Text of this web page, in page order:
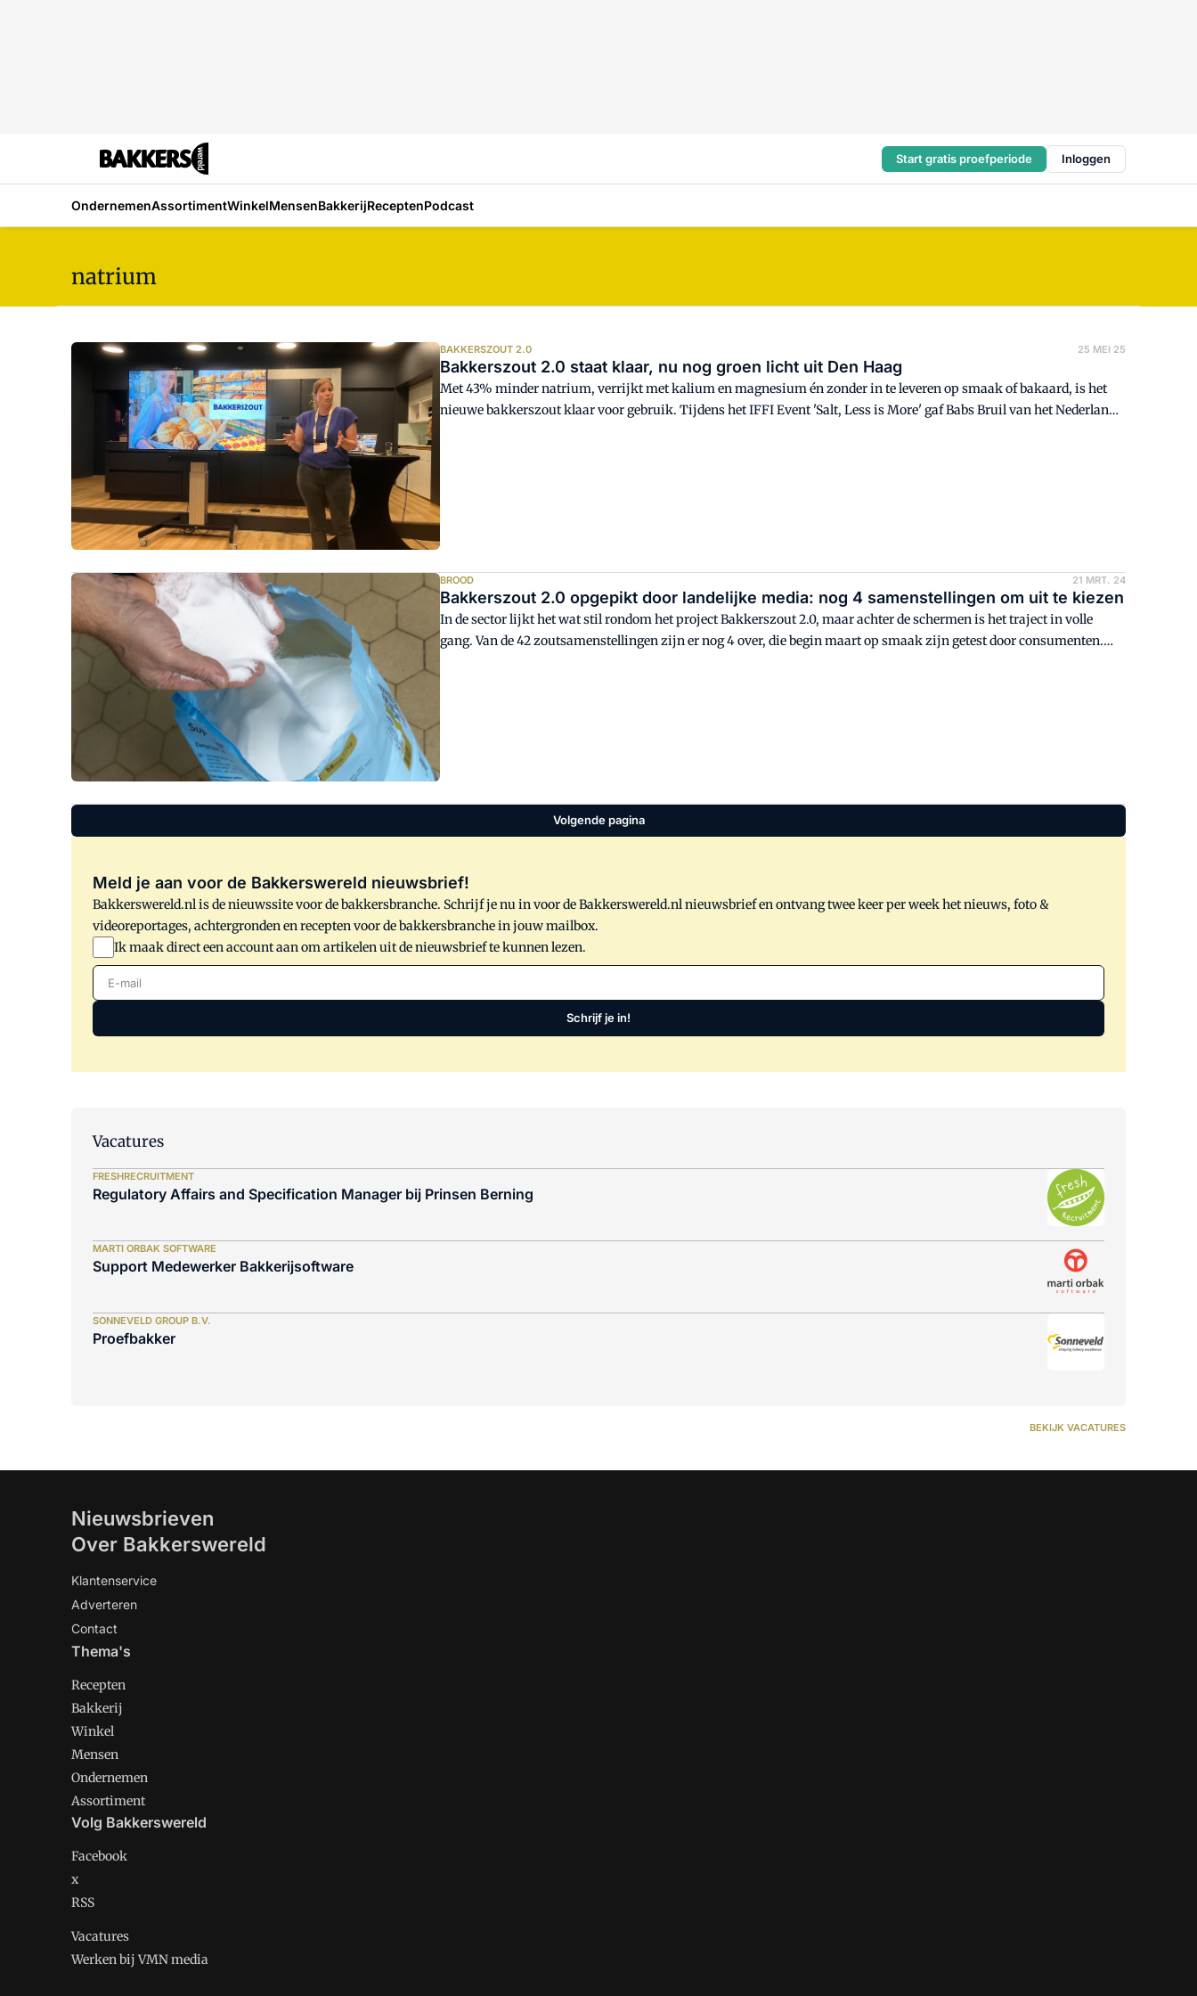
Start gratis proefperiode Inloggen
OndernemenAssortimentWinkelMensenBakkerijReceptenPodcast
natrium
BAKKERSZOUT 2.0 25 MEI 25
Bakkerszout 2.0 staat klaar, nu nog groen licht uit Den Haag
Met 43% minder natrium, verrijkt met kalium en magnesium én zonder in te leveren op smaak of bakaard, is het
nieuwe bakkerszout klaar voor gebruik. Tijdens het IFFI Event 'Salt, Less is More' gaf Babs Bruil van het Nederlands
BROOD 21 MRT. 24
Bakkerszout 2.0 opgepikt door landelijke media: nog 4 samenstellingen om uit te kiezen
In de sector lijkt het wat stil rondom het project Bakkerszout 2.0, maar achter de schermen is het traject in volle
gang. Van de 42 zoutsamenstellingen zijn er nog 4 over, die begin maart op smaak zijn getest door consumenten.
Volgende pagina
Meld je aan voor de Bakkerswereld nieuwsbrief!
Bakkerswereld.nl is de nieuwssite voor de bakkersbranche. Schrijf je nu in voor de Bakkerswereld.nl nieuwsbrief en ontvang twee keer per week het nieuws, foto &
videoreportages, achtergronden en recepten voor de bakkersbranche in jouw mailbox.
Ik maak direct een account aan om artikelen uit de nieuwsbrief te kunnen lezen.
E-mail
Schrijf je in!
Vacatures
FRESHRECRUITMENT
Regulatory Affairs and Specification Manager bij Prinsen Berning
MARTI ORBAK SOFTWARE
Support Medewerker Bakkerijsoftware
SONNEVELD GROUP B.V.
Proefbakker
BEKIJK VACATURES
Nieuwsbrieven
Over Bakkerswereld
Klantenservice
Adverteren
Contact
Thema's
Recepten
Bakkerij
Winkel
Mensen
Ondernemen
Assortiment
Volg Bakkerswereld
Facebook
x
RSS
Vacatures
Werken bij VMN media